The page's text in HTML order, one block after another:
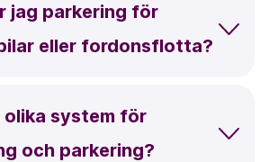
jag parkering för
eller fordonsflotta?
olika system för
och parkering?